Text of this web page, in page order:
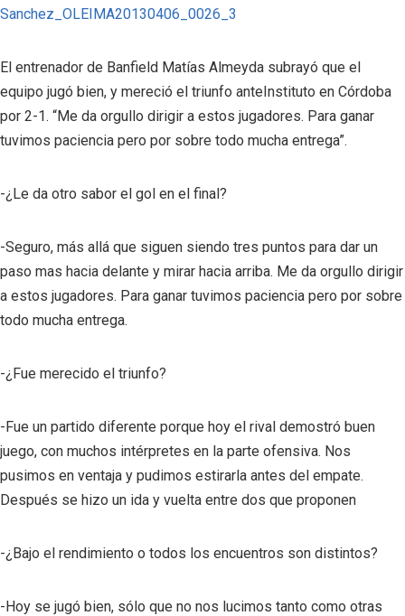
El entrenador de Banfield Matías Almeyda subrayó que el
equipo jugó bien, y mereció el triunfo anteInstituto en Córdoba
por 2-1. “Me da orgullo dirigir a estos jugadores. Para ganar
tuvimos paciencia pero por sobre todo mucha entrega”.
-¿Le da otro sabor el gol en el final?
-Seguro, más allá que siguen siendo tres puntos para dar un
paso mas hacia delante y mirar hacia arriba. Me da orgullo dirigir
a estos jugadores. Para ganar tuvimos paciencia pero por sobre
todo mucha entrega.
-¿Fue merecido el triunfo?
-Fue un partido diferente porque hoy el rival demostró buen
juego, con muchos intérpretes en la parte ofensiva. Nos
pusimos en ventaja y pudimos estirarla antes del empate.
Después se hizo un ida y vuelta entre dos que proponen
-¿Bajo el rendimiento o todos los encuentros son distintos?
-Hoy se jugó bien, sólo que no nos lucimos tanto como otras